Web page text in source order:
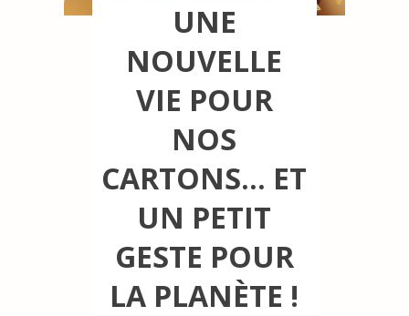
UNE
NOUVELLE
VIE POUR
NOS
CARTONS… ET
UN PETIT
GESTE POUR
LA PLANÈTE !